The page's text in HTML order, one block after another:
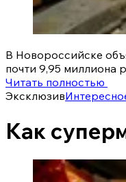
В Новороссийске
почти 9,95 миллиона
Читать полностью
Эксклюзив
Как